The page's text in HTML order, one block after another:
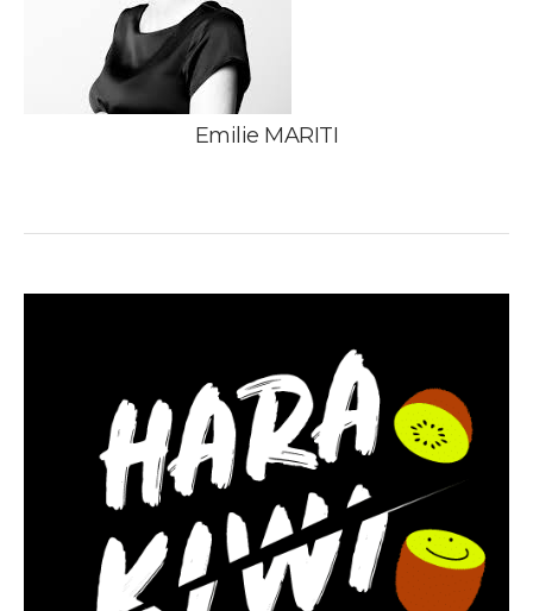
Emilie MARITI